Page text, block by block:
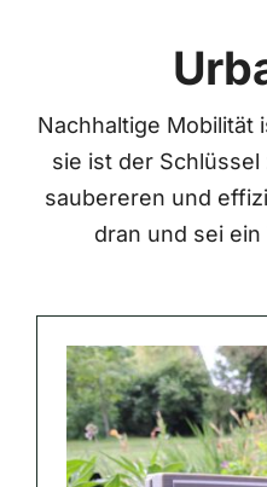
Nachhaltige Mobilität
sie ist der
saubereren und
dran und sei